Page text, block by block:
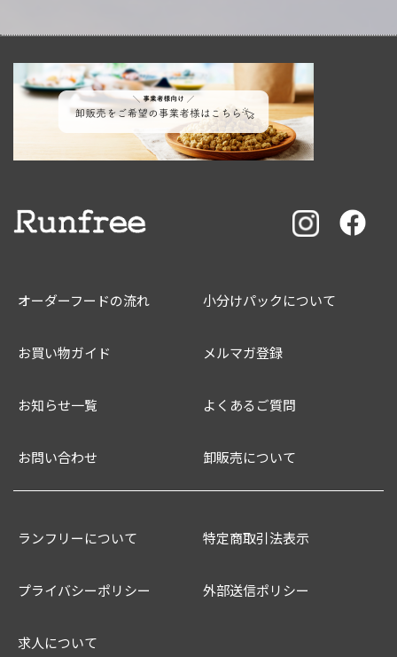
オーダーフードの流れ 小分けパックについて
お買い物ガイド メルマガ登録
お知らせ一覧 よくあるご質問
お問い合わせ 卸販売について
ランフリーについて 特定商取引法表示
プライバシーポリシー 外部送信ポリシー
求人について